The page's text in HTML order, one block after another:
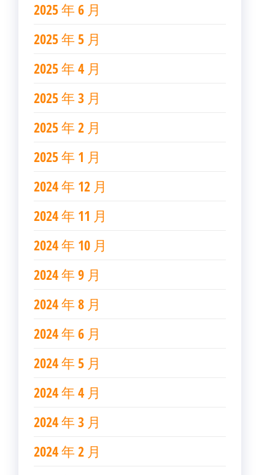
2025 年 6 月
2025 年 5 月
2025 年 4 月
2025 年 3 月
2025 年 2 月
2025 年 1 月
2024 年 12 月
2024 年 11 月
2024 年 10 月
2024 年 9 月
2024 年 8 月
2024 年 6 月
2024 年 5 月
2024 年 4 月
2024 年 3 月
2024 年 2 月